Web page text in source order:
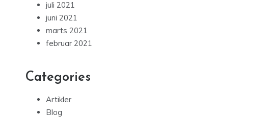
juli 2021
juni 2021
marts 2021
februar 2021
Categories
Artikler
Blog